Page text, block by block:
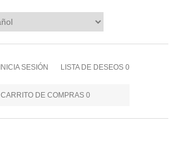
INICIA SESIÓN LISTA DE DESEOS 0
CARRITO DE COMPRAS 0